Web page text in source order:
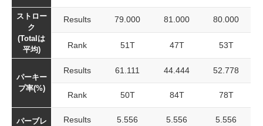
ストロー
ク
(Totalは
平均)
Results 79.000 81.000 80.000
Rank 51T 47T 53T
パーキー
プ率(%)
Results 61.111 44.444 52.778
Rank 50T 84T 78T
パーブレ
Results 5.556 5.556 5.556